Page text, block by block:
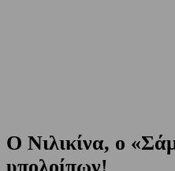
O Νιλικίνα, ο